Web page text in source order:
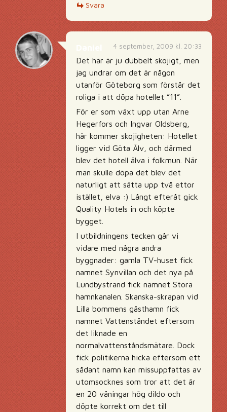
Svara
4 september, 2009 kl. 20:33
Det här är ju dubbelt skojigt, men
jag undrar om det är någon
utanför Göteborg som förstår det
roliga i att döpa hotellet ”11”.
För er som växt upp utan Arne
Hegerfors och Ingvar Oldsberg,
här kommer skojigheten: Hotellet
ligger vid Göta Älv, och därmed
blev det hotell älva i folkmun. När
man skulle döpa det blev det
naturligt att sätta upp två ettor
istället, elva :) Långt efteråt gick
Quality Hotels in och köpte
bygget.
I utbildningens tecken går vi
vidare med några andra
byggnader: gamla TV-huset fick
namnet Synvillan och det nya på
Lundbystrand fick namnet Stora
hamnkanalen. Skanska-skrapan vid
Lilla bommens gästhamn fick
namnet Vattenståndet eftersom
det liknade en
normalvattenståndsmätare. Dock
fick politikerna hicka eftersom ett
sådant namn kan missuppfattas av
utomsocknes som tror att det är
en 20 våningar hög dildo och
döpte korrekt om det till